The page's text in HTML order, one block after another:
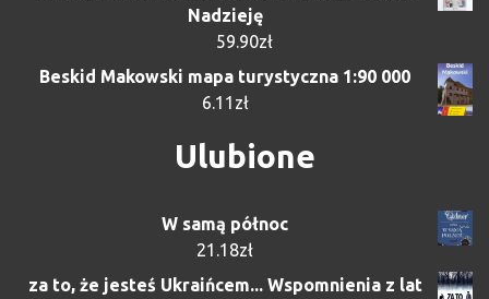
Nadzieję
59.90zł
Beskid Makowski mapa turystyczna 1:90 000
6.11 zł
Ulubione
W samą północ
21.18zł
za to, że jesteś Ukraińcem... Wspomnienia z lat